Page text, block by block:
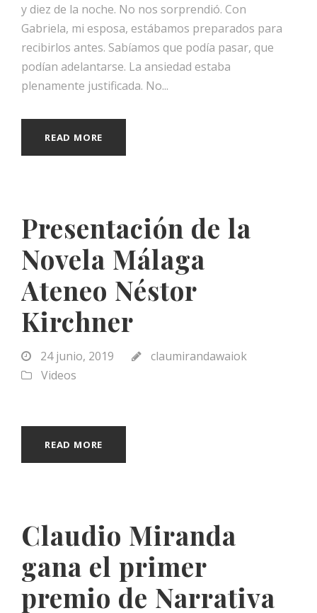
y diez de la noche. No nos sorprendió. Con
Gabriela, mi esposa, estábamos preparados para
recibirlos antes. Sabíamos que podía pasar, que
podían adelantarse. La ansiedad estaba
plenamente justificada. No...
READ MORE
Presentación de la
Novela Málaga
Ateneo Néstor
Kirchner
24 junio, 2019
claumirandawaiok
Videos
READ MORE
Claudio Miranda
gana el primer
premio de Narrativa